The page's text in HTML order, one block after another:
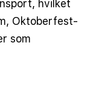
hvilket
Oktoberfest-
som
Wi-Fi,